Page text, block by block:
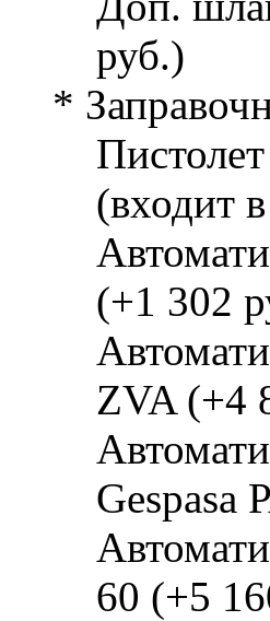
руб.)
*
(входит
(+1 302
ZVA (+4
Gespasa
60 (+5